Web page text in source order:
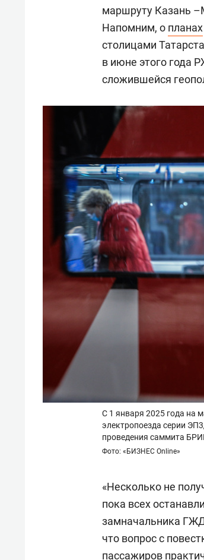
маршруту Казань
Напомним, о планах
столицами
в июне этого года
сложившейся
С 1 января 2025 года на
электропоезда серии
проведения саммита
Фото: «БИЗНЕС Online»
«Несколько не
пока всех
замначальника
что вопрос с
пассажиров